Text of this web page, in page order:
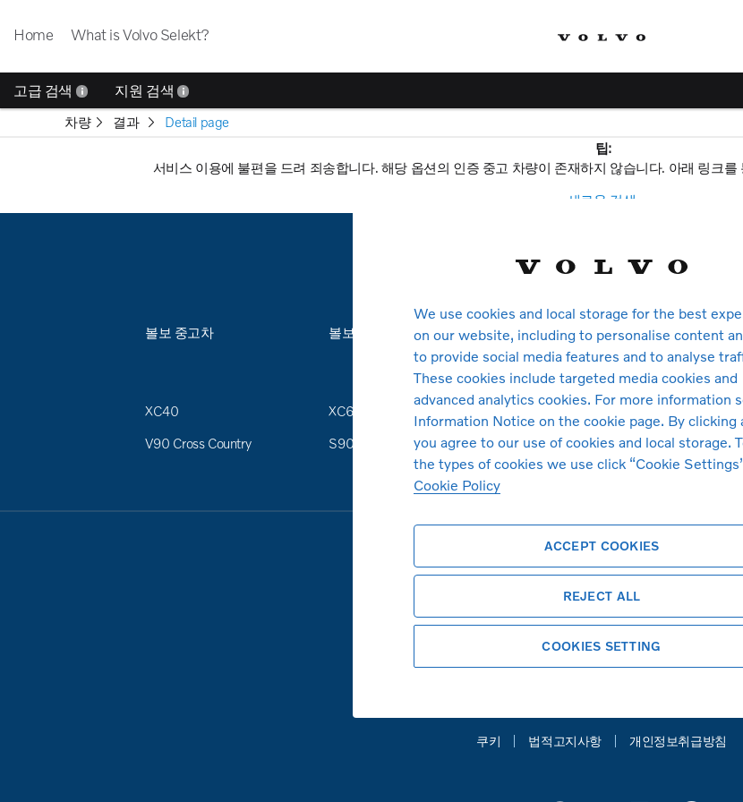
Home What is Volvo Selekt?
고급 검색 지원 검색
차량 결과
Detail page
팁:
서비스 이용에 불편을 드려 죄송합니다. 해당 옵션의 인증 중고 차량이 존재하지 않습니다. 아래 링크
새로운 검색
볼보 중고차
볼보 데모 차량
모델
XC40
XC60
V90 Cross Country
S90
볼보자동차 공식 홈페이지
쿠키
법적고지사항 개인정보취급방침
We use cookies and local storage for the best
on our website, including to personalise content
to provide social media features and to analyse
These cookies include targeted media cookies and
advanced analytics cookies. For more information
Information Notice on the cookie page. By clicking
you agree to our use of cookies and local storage.
the types of cookies we use click “Cookie
Cookie Policy
ACCEPT COOKIES
REJECT ALL
COOKIES SETTING